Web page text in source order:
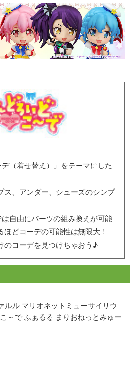
（着せ替え）」をテーマにした
ス、アンダー、シューズのシンプ
は自由にパーツの組み換えが可能
どコーデの可能性は無限大！
のコーデを見つけちゃおう♪
ルル マリオネットミューサイリウ
～で ふぁるる まりおねっとみゅー